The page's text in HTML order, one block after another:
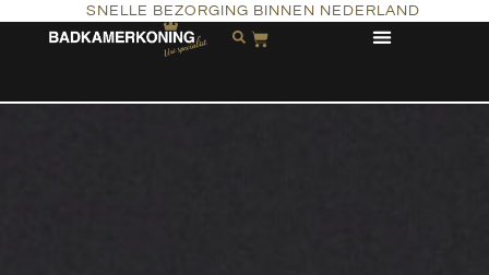
SNELLE BEZORGING BINNEN NEDERLAND